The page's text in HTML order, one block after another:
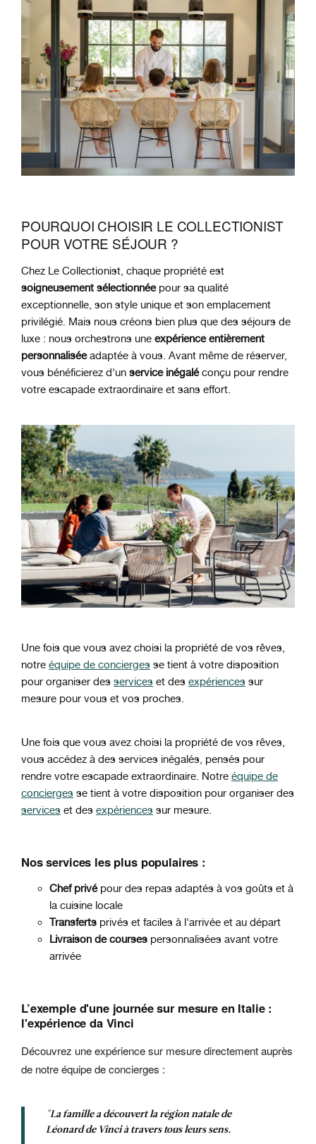
POURQUOI CHOISIR LE COLLECTIONIST
POUR VOTRE SÉJOUR ?
Chez Le Collectionist, chaque propriété est
soigneusement sélectionnéepour sa qualité
exceptionnelle, son style unique et son emplacement
privilégié. Mais nous créons bien plus que des séjours de
luxe : nous orchestrons une expérience entièrement
personnaliséeadaptée à vous. Avant même de réserver,
vous bénéficierez d'un service inégaléconçu pour rendre
votre escapade extraordinaire et sans effort.
Une fois que vous avez choisi la propriété de vos rêves,
notre équipe de concierges se tient à votre disposition
pour organiser des services et des expériences sur
mesure pour vous et vos proches.
Une fois que vous avez choisi la propriété de vos rêves,
vous accédez à des services inégalés, pensés pour
rendre votre escapade extraordinaire. Notre équipe de
concierges se tient à votre disposition pour organiser des
services et des expériences sur mesure.
Nos services les plus populaires :
Chef privépour des repas adaptés à vos goûts et à
la cuisine locale
Transferts privés et faciles à l'arrivée et au départ
Livraison de courses personnalisées avant votre
arrivée
L’exemple d'une journée sur mesure en Italie :
l'expérience da Vinci
Découvrez une expérience sur mesure directement auprès
de notre équipe de concierges :
"La famille a découvert la région natale de
Léonard de Vinci à travers tous leurs sens.